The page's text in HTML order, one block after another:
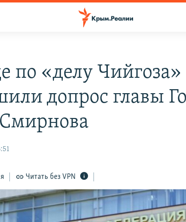
по «делу Чийгоза»
допрос главы
Читать без VPN